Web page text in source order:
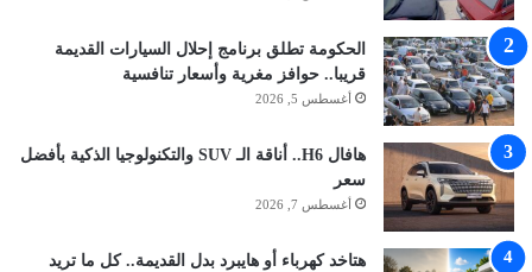
الحكومة تطلق برنامج إحلال السيارات القديمة
قريبا.. حوافز مغرية وأسعار تنافسية
أغسطس 5, 2026
هافال H6.. أناقة الـ SUV والتكنولوجيا الذكية بأفضل
سعر
أغسطس 7, 2026
هتاخد كهرباء أو هايبرد بدل القديمة.. كل ما تريد